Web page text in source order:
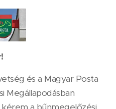
és a Magyar Posta
Megállapodásban